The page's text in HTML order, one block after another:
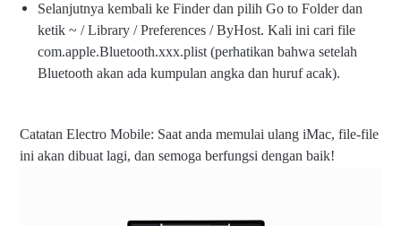
Selanjutnya kembali ke Finder dan pilih Go to Folder dan
ketik ~ / Library / Preferences / ByHost. Kali ini cari file
com.apple.Bluetooth.xxx.plist (perhatikan bahwa setelah
Bluetooth akan ada kumpulan angka dan huruf acak).
Catatan Electro Mobile: Saat anda memulai ulang iMac, file-file
ini akan dibuat lagi, dan semoga berfungsi dengan baik!